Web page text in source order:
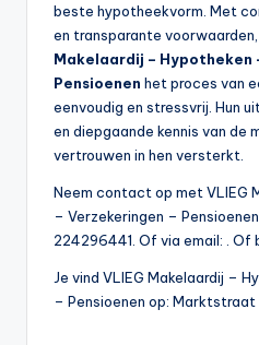
beste hypotheekvorm. Met
en transparante
Makelaardij – Hypotheken
Pensioenen het proces van
eenvoudig en stressvrij. Hun
en diepgaande kennis van de
vertrouwen in hen versterkt.
Neem contact op met VLIEG
– Verzekeringen –
224296441. Of via email:
.
Je vind VLIEG Makelaardij –
– Pensioenen op: Marktstraat